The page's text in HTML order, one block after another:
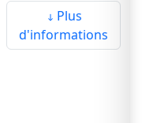
Plus
d'informations